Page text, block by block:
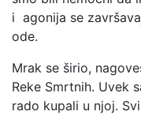
i agonija se
ode.
Mrak se širio,
Reke Smrtnih. Uvek
rado kupali u njoj.